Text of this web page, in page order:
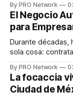
INTERIUS, el
una entrevista
marketing digital
By PRO Network
El Negocio
para
Durante décadas,
sola cosa:
para los textos,
para encontrar
llamadas y
By PRO Network
La focaccia
Ciudad de